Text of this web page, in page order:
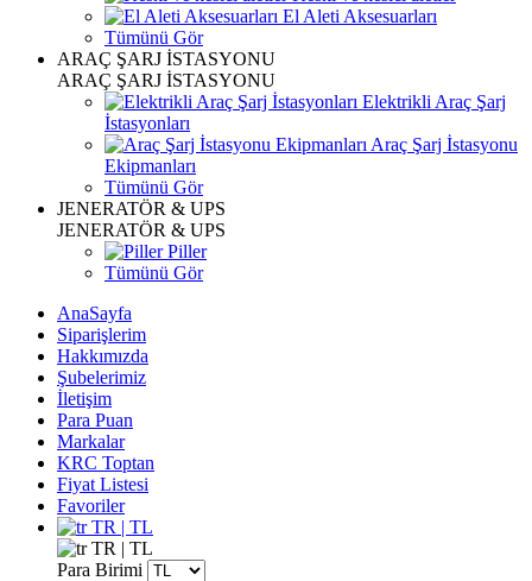
El Aleti Aksesuarları
Tümünü Gör
ARAÇ ŞARJ İSTASYONU
ARAÇ ŞARJ İSTASYONU
Elektrikli Araç Şarj
İstasyonları
Araç Şarj İstasyonu
Ekipmanları
Tümünü Gör
JENERATÖR & UPS
JENERATÖR & UPS
Piller
Tümünü Gör
AnaSayfa
Siparişlerim
Hakkımızda
Şubelerimiz
İletişim
Para Puan
Markalar
KRC Toptan
Fiyat Listesi
Favoriler
TR | TL
TR | TL
Para Birimi